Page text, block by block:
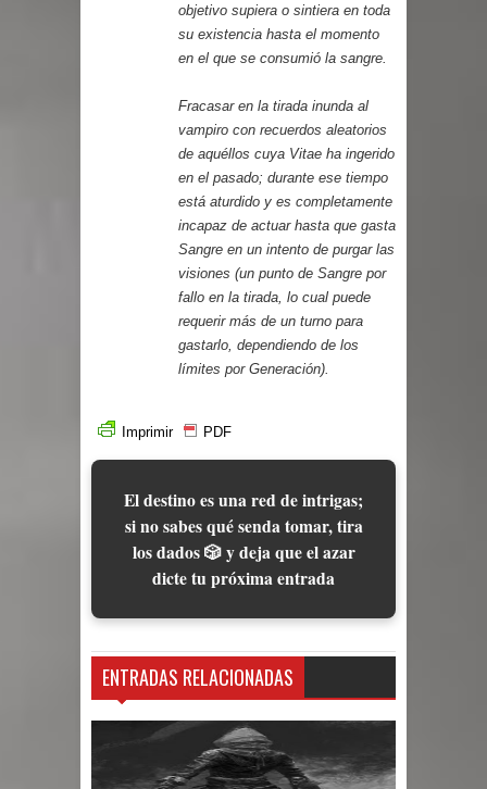
objetivo supiera o sintiera en toda
su existencia hasta el momento
en el que se consumió la sangre.
Fracasar en la tirada inunda al
vampiro con recuerdos aleatorios
de aquéllos cuya Vitae ha ingerido
en el pasado; durante ese tiempo
está aturdido y es completamente
incapaz de actuar hasta que gasta
Sangre en un intento de purgar las
visiones (un punto de Sangre por
fallo en la tirada, lo cual puede
requerir más de un turno para
gastarlo, dependiendo de los
límites por Generación).
Imprimir PDF
El destino es una red de intrigas;
si no sabes qué senda tomar, tira
los dados 🎲 y deja que el azar
dicte tu próxima entrada
ENTRADAS RELACIONADAS